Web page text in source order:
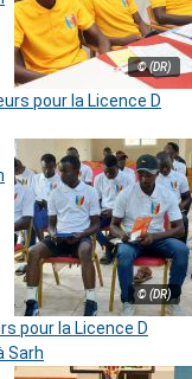
© (DR)
pour la Licence D
© (DR)
pour la Licence D
Sarh